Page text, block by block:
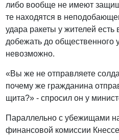
либо вообще не имеют
те находятся в
удара ракеты у жителей есть
добежать до общественного
невозможно.
«Вы же не отправляете
почему же гражданина
щита?» - спросил он у
Параллельно с убежищами
финансовой комиссии